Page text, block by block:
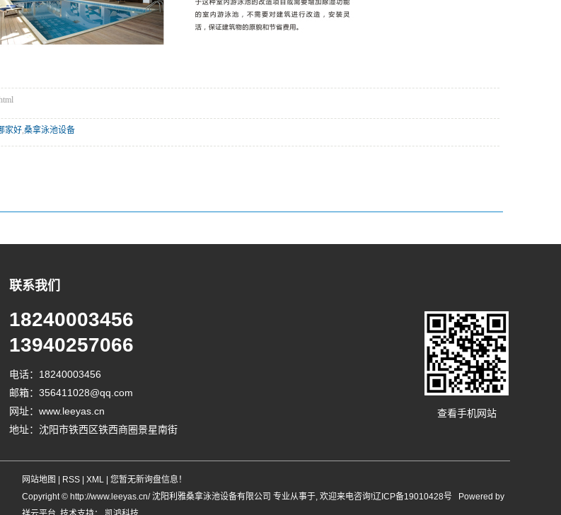
家好,桑拿泳池设备
联系我们
18240003456
13940257066
电话：18240003456
邮箱：356411028@qq.com
网址：www.leeyas.cn
地址：沈阳市铁西区铁西商圈景星南街
查看手机网站
网站地图 RSS XML
您暂无新询盘信息！
Copyright © http://www.leeyas.cn/ 沈阳利雅桑拿泳池设备有限公司 专业从事于, 欢迎来电咨询!辽ICP备19010428号 Powered by